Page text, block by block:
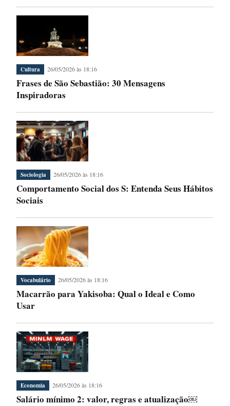
Cultura 26/05/2026 às 18:16
Frases de São Sebastião: 30 Mensagens
Inspiradoras
Sociologia 26/05/2026 às 18:16
Comportamento Social dos S: Entenda Seus Hábitos
Sociais
Vocabulário 26/05/2026 às 18:16
Macarrão para Yakisoba: Qual o Ideal e Como
Usar
Economia 26/05/2026 às 18:16
Salário mínimo 2: valor, regras e atualização￼